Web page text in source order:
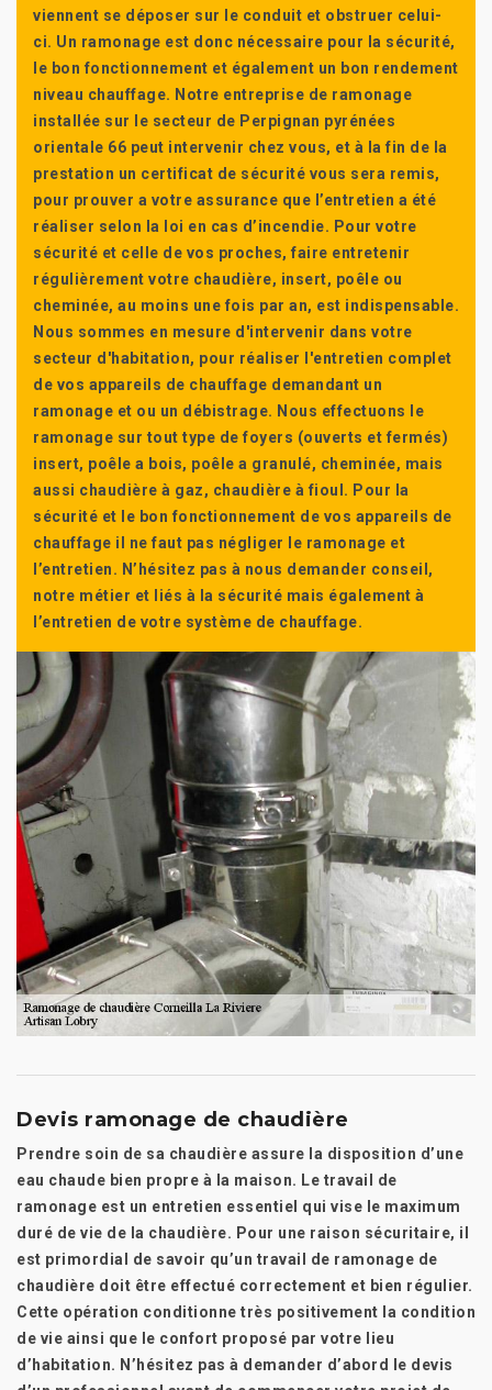
viennent se déposer sur le conduit et obstruer celui-
ci. Un ramonage est donc nécessaire pour la sécurité,
le bon fonctionnement et également un bon rendement
niveau chauffage. Notre entreprise de ramonage
installée sur le secteur de Perpignan pyrénées
orientale 66 peut intervenir chez vous, et à la fin de la
prestation un certificat de sécurité vous sera remis,
pour prouver a votre assurance que l’entretien a été
réaliser selon la loi en cas d’incendie. Pour votre
sécurité et celle de vos proches, faire entretenir
régulièrement votre chaudière, insert, poêle ou
cheminée, au moins une fois par an, est indispensable.
Nous sommes en mesure d'intervenir dans votre
secteur d'habitation, pour réaliser l'entretien complet
de vos appareils de chauffage demandant un
ramonage et ou un débistrage. Nous effectuons le
ramonage sur tout type de foyers (ouverts et fermés)
insert, poêle a bois, poêle a granulé, cheminée, mais
aussi chaudière à gaz, chaudière à fioul. Pour la
sécurité et le bon fonctionnement de vos appareils de
chauffage il ne faut pas négliger le ramonage et
l’entretien. N’hésitez pas à nous demander conseil,
notre métier et liés à la sécurité mais également à
l’entretien de votre système de chauffage.
Devis ramonage de chaudière
Prendre soin de sa chaudière assure la disposition d’une
eau chaude bien propre à la maison. Le travail de
ramonage est un entretien essentiel qui vise le maximum
duré de vie de la chaudière. Pour une raison sécuritaire, il
est primordial de savoir qu’un travail de ramonage de
chaudière doit être effectué correctement et bien régulier.
Cette opération conditionne très positivement la condition
de vie ainsi que le confort proposé par votre lieu
d’habitation. N’hésitez pas à demander d’abord le devis